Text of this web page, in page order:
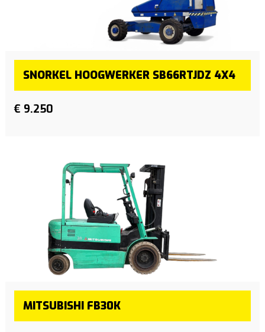
SNORKEL HOOGWERKER SB66RTJDZ 4X4
€ 9.250
MITSUBISHI FB30K